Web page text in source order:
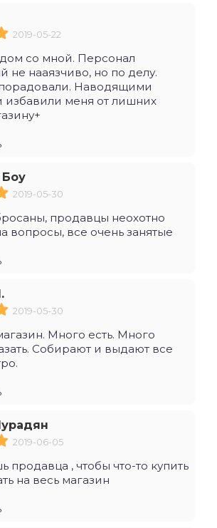
2019-05-22
со мной. Персонал
не нааязчиво, но по делу.
Наводящими
избавили меня от лишних
2019-05-30
продавцы неохотно
вопросы, все очень занятые
2019-05-30
Много есть. Много
Собирают и выдают все
2019-06-05
продавца , чтобы что-то купить
на весь магазин